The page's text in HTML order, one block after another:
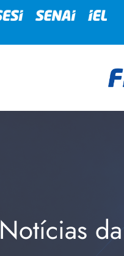
Notícias